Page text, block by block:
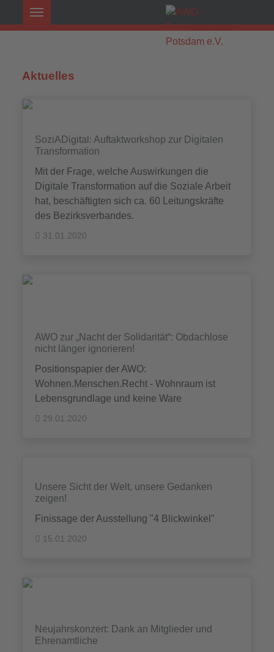
Aktuelles
SoziADigital: Auftaktworkshop zur Digitalen
Transformation
Mit der Frage, welche Auswirkungen die
Digitale Transformation auf die Soziale Arbeit
hat, beschäftigten sich ca. 60 Leitungskräfte
des Bezirksverbandes.
31.01.2020
AWO zur „Nacht der Solidarität“: Obdachlose
nicht länger ignorieren!
Positionspapier der AWO:
Wohnen.Menschen.Recht - Wohnraum ist
Lebensgrundlage und keine Ware
29.01.2020
Unsere Sicht der Welt, unsere Gedanken
zeigen!
Finissage der Ausstellung "4 Blickwinkel"
15.01.2020
Neujahrskonzert: Dank an Mitglieder und
Ehrenamtliche